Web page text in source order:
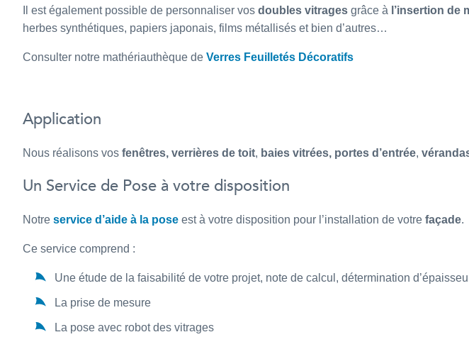
Il est également possible de personnaliser vos doubles vitrages grâce à l’insertion de
herbes synthétiques, papiers japonais, films métallisés et bien d’autres…
Consulter notre mathériauthèque de Verres Feuilletés Décoratifs
Application
Nous réalisons vos fenêtres, verrières de toit, baies vitrées, portes d’entrée,
Un Service de Pose à votre disposition
Notre service d’aide à la pose est à votre disposition pour l’installation de votre façade.
Ce service comprend :
Une étude de la faisabilité de votre projet, note de calcul, détermination
La prise de mesure
La pose avec robot des vitrages